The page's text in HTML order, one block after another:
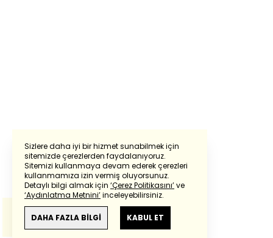
Sizlere daha iyi bir hizmet sunabilmek için
sitemizde çerezlerden faydalanıyoruz.
Sitemizi kullanmaya devam ederek çerezleri
kullanmamıza izin vermiş oluyorsunuz.
Detaylı bilgi almak için ‘Çerez Politikasını’ve
‘Aydınlatma Metnini’inceleyebilirsiniz.
DAHA FAZLA BİLGİ KABUL ET
Powered by Translate
Bu çevirideGoogle Transletekullanılmıştır.
Anlam ve çeviri hatalarından
haberturk.com
sorumlu değildir.